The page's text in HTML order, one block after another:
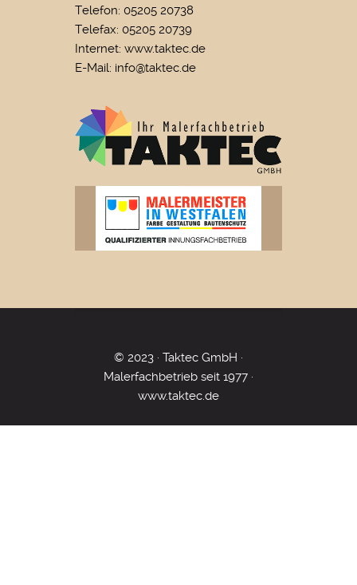
Telefon: 05205 20738
Telefax: 05205 20739
Internet: www.taktec.de
E-Mail: info@taktec.de
© 2023 · Taktec GmbH ·
Malerfachbetrieb seit 1977 ·
www.taktec.de